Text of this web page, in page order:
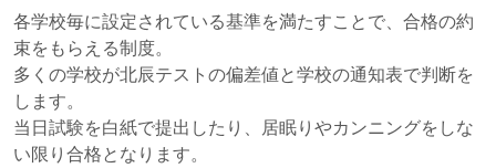
各学校毎に設定されている基準を満たすことで、合格の約
束をもらえる制度。
多くの学校が北辰テストの偏差値と学校の通知表で判断を
します。
当日試験を白紙で提出したり、居眠りやカンニングをしな
い限り合格となります。